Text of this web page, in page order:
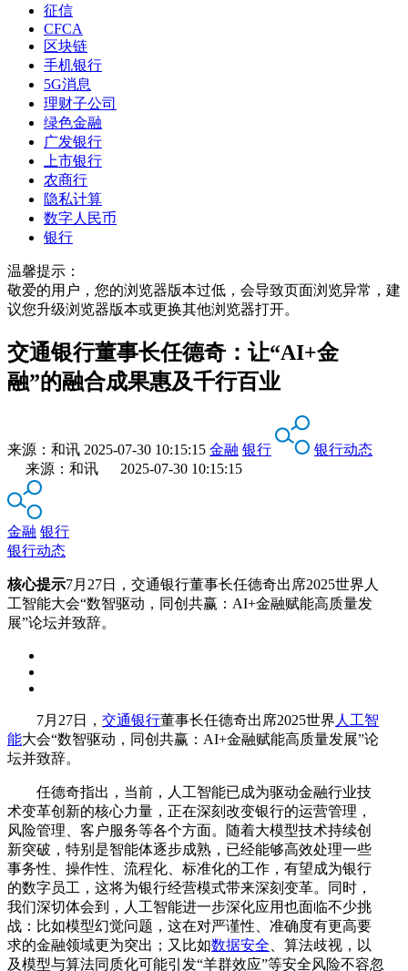
征信
CFCA
区块链
手机银行
5G消息
理财子公司
绿色金融
广发银行
上市银行
农商行
隐私计算
数字人民币
银行
温馨提示：
敬爱的用户，您的浏览器版本过低，会导致页面浏览异常，建
议您升级浏览器版本或更换其他浏览器打开。
交通银行董事长任德奇：让“AI+金
融”的融合成果惠及千行百业
来源： 和讯 2025-07-30 10:15:15 金融 银行
银行动态
来源：和讯 2025-07-30 10:15:15
金融 银行
银行动态
核心提示7月27日，交通银行董事长任德奇出席2025世界人
工智能大会“数智驱动，同创共赢：AI+金融赋能高质量发
展”论坛并致辞。
7月27日， 交通银行董事长任德奇出席2025世界 人工智
能大会“数智驱动，同创共赢：AI+金融赋能高质量发展”论
坛并致辞。
任德奇指出，当前，人工智能已成为驱动金融行业技
术变革创新的核心力量，正在深刻改变银行的运营管理，
风险管理、客户服务等各个方面。随着大模型技术持续创
新突破，特别是智能体逐步成熟，已经能够高效处理一些
事务性、操作性、流程化、标准化的工作，有望成为银行
的数字员工，这将为银行经营模式带来深刻变革。同时，
我们深切体会到，人工智能进一步深化应用也面临不少挑
战：比如模型幻觉问题，这在对严谨性、准确度有更高要
求的金融领域更为突出；又比如数据安全 、算法歧视，以
及模型与算法同质化可能引发“羊群效应”等安全风险不容忽